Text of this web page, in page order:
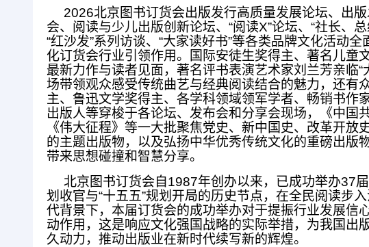
2026北京图书订货会出版发行高质量发展论坛、出版
会、阅读与少儿出版创新论坛、“阅读X”论坛、“社长、总
“红沙发”系列访谈、“大家读好书”等各类品牌文化活动
化订货会行业引领作用。国际安徒生奖得主、著名儿童
最新力作与读者见面，著名评书表演艺术家刘兰芳亲临“
场带领观众感受传统曲艺与经典阅读结合的魅力，还有
主、鲁迅文学奖得主、各学科领域领军学者、畅销书作
出版人等穿梭于各论坛、发布会和分享会现场，《中国
《伟大征程》等一大批聚焦党史、新中国史、改革开放
的主题出版物，以及弘扬中华优秀传统文化的重磅出版
带来思想碰撞和智慧分享。
北京图书订货会自1987年创办以来，已成功举办37届
划收官与“十五五”规划开局的历史节点，在全民阅读步
代背景下，本届订货会的成功举办对于提振行业发展信
动作用，这是响应文化强国战略的实际举措，为我国出
久动力，推动出版业在新时代续写新的辉煌。